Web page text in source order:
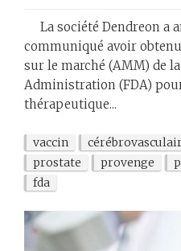
La société Dendreon a
communiqué avoir
sur le marché (AMM) de
Administration (FDA)
thérapeutique...
vaccin
prostate
provenge
fda